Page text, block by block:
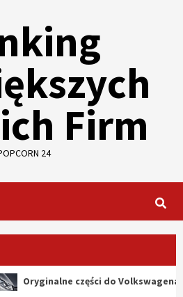
Firm
24
części do Volkswagena –